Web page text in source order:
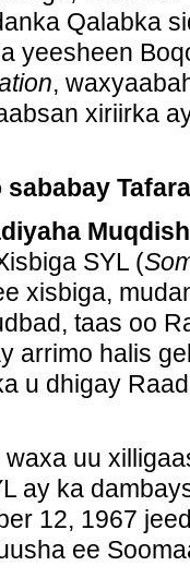
Qalabka
yeesheen
,
xiriirka
SYL (
xisbiga,
taas oo
arrimo halis
u dhigay
waxa uu
ay ka
12, 1967
ee